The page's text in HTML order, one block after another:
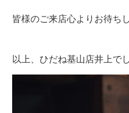
皆様のご来店心よりお待ち
以上、ひだね基山店井上で